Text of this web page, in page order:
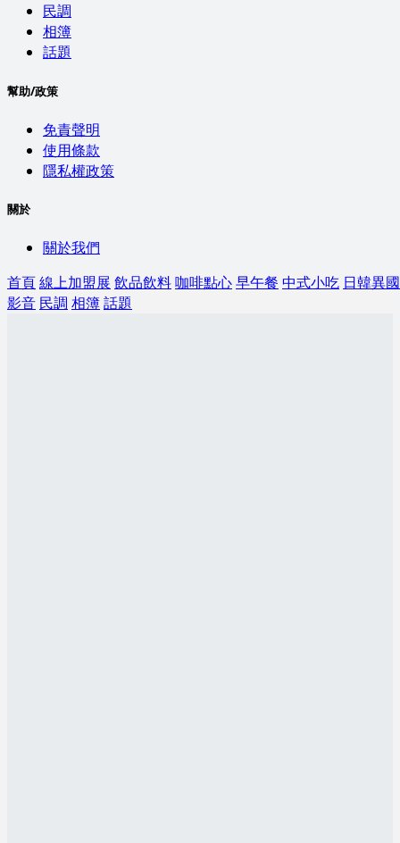
民調
相簿
話題
幫助/政策
免責聲明
使用條款
隱私權政策
關於
關於我們
首頁線上加盟展 飲品飲料咖啡點心早午餐 中式小吃 日韓異國
影音 民調 相簿話題